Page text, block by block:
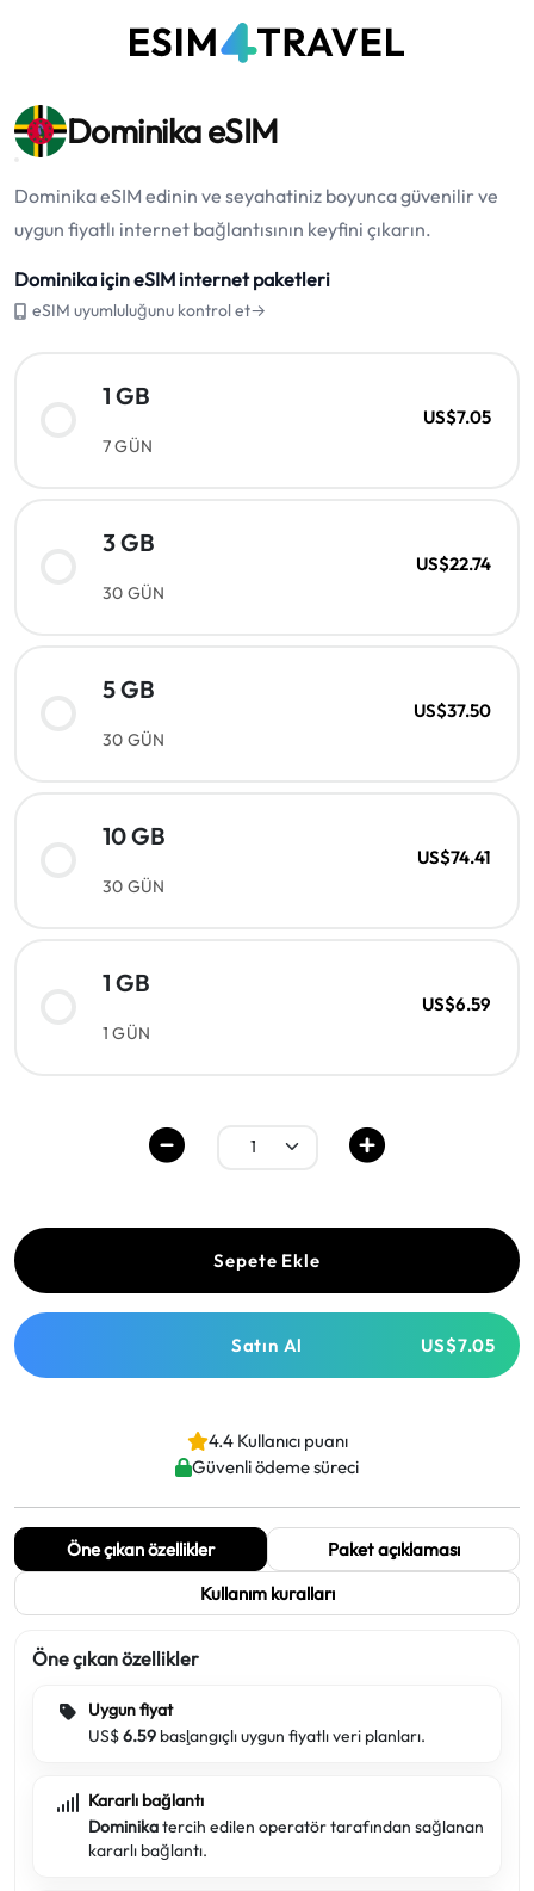
Dominika eSIM
Dominika eSIM edinin ve seyahatiniz boyunca güvenilir ve
uygun fiyatlı internet bağlantısının keyfini çıkarın.
Dominika için eSIM internet paketleri
eSIM uyumluluğunu kontrol et→
1 GB
7 GÜN
US$7.05
3 GB
30 GÜN
US$22.74
5 GB
30 GÜN
US$37.50
10 GB
30 GÜN
US$74.41
1 GB
1 GÜN
US$6.59
Sepete Ekle
Satın Al US$7.05
4.4 Kullanıcı puanı
Güvenli ödeme süreci
Öne çıkan özellikler
Paket açıklaması
Kullanım kuralları
Öne çıkan özellikler
Uygun fiyat
US$6.59 başlangıçlı uygun fiyatlı veri planları.
Kararlı bağlantı
Dominikatercih edilen operatör tarafından sağlanan
kararlı bağlantı.